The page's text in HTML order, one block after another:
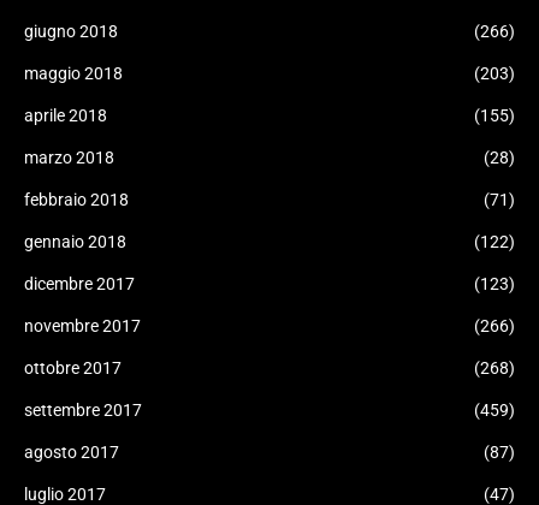
giugno 2018 (266)
maggio 2018 (203)
aprile 2018 (155)
marzo 2018 (28)
febbraio 2018 (71)
gennaio 2018 (122)
dicembre 2017 (123)
novembre 2017 (266)
ottobre 2017 (268)
settembre 2017 (459)
agosto 2017 (87)
luglio 2017 (47)